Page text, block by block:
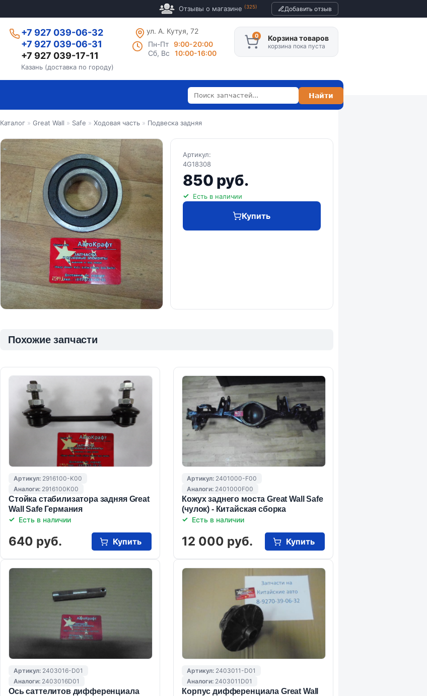
Отзывы о магазине (325) Добавить отзыв
+7 927 039-06-32
+7 927 039-06-31
+7 927 039-17-11
Казань (доставка по городу)
ул. А. Кутуя, 72
Пн-Пт
9:00-20:00
Сб, Вс
10:00-16:00
Корзина товаров
корзина пока пуста
Каталог » Great Wall » Safe » Ходовая часть » Подвеска задняя
Артикул:
4G18308
850 руб.
Есть в наличии
Купить
Похожие запчасти
Артикул: 2916100-K00
Аналоги: 2916100K00
Стойка стабилизатора задняя Great
Wall Safe Германия
Есть в наличии
640 руб. Купить
Артикул: 2401000-F00
Аналоги: 2401000F00
Кожух заднего моста Great Wall Safe
(чулок) - Китайская сборка
Есть в наличии
12 000 руб. Купить
Артикул: 2403016-D01
Аналоги: 2403016D01
Ось саттелитов дифференциала
Артикул: 2403011-D01
Аналоги: 2403011D01
Корпус дифференциала Great Wall